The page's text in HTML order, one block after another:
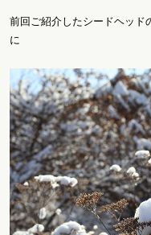
前回ご紹介したシードヘッド
に